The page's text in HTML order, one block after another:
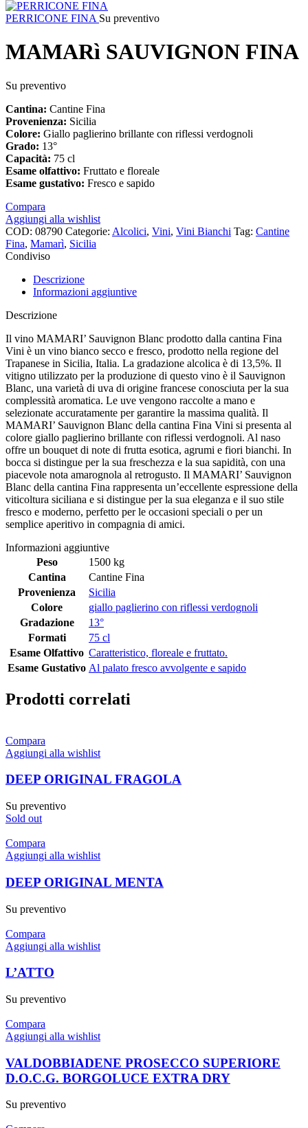
PERRICONE FINA Su preventivo
MAMARì SAUVIGNON FINA
Su preventivo
Cantina: Cantine Fina
Provenienza: Sicilia
Colore: Giallo paglierino brillante con riflessi verdognoli
Grado: 13°
Capacità: 75 cl
Esame olfattivo: Fruttato e floreale
Esame gustativo: Fresco e sapido
Compara
Aggiungi alla wishlist
COD: 08790 Categorie: Alcolici, Vini, Vini Bianchi Tag: Cantine
Fina, Mamarì, Sicilia
Condiviso
Descrizione
Informazioni aggiuntive
Descrizione
Il vino MAMARI’ Sauvignon Blanc prodotto dalla cantina Fina
Vini è un vino bianco secco e fresco, prodotto nella regione del
Trapanese in Sicilia, Italia. La gradazione alcolica è di 13,5%. Il
vitigno utilizzato per la produzione di questo vino è il Sauvignon
Blanc, una varietà di uva di origine francese conosciuta per la sua
complessità aromatica. Le uve vengono raccolte a mano e
selezionate accuratamente per garantire la massima qualità. Il
MAMARI’ Sauvignon Blanc della cantina Fina Vini si presenta al
colore giallo paglierino brillante con riflessi verdognoli. Al naso
offre un bouquet di note di frutta esotica, agrumi e fiori bianchi. In
bocca si distingue per la sua freschezza e la sua sapidità, con una
piacevole nota amarognola al retrogusto. Il MAMARI’ Sauvignon
Blanc della cantina Fina rappresenta un’eccellente espressione della
viticoltura siciliana e si distingue per la sua eleganza e il suo stile
fresco e moderno, perfetto per le occasioni speciali o per un
semplice aperitivo in compagnia di amici.
Informazioni aggiuntive
Peso
1500 kg
Cantina
Cantine Fina
Provenienza
Sicilia
Colore
giallo paglierino con riflessi verdognoli
Gradazione
13°
Formati
75 cl
Esame Olfattivo Caratteristico, floreale e fruttato.
Esame Gustativo Al palato fresco avvolgente e sapido
Prodotti correlati
Compara
Aggiungi alla wishlist
DEEP ORIGINAL FRAGOLA
Su preventivo
Sold out
Compara
Aggiungi alla wishlist
DEEP ORIGINAL MENTA
Su preventivo
Compara
Aggiungi alla wishlist
L’ATTO
Su preventivo
Compara
Aggiungi alla wishlist
VALDOBBIADENE PROSECCO SUPERIORE
D.O.C.G. BORGOLUCE EXTRA DRY
Su preventivo